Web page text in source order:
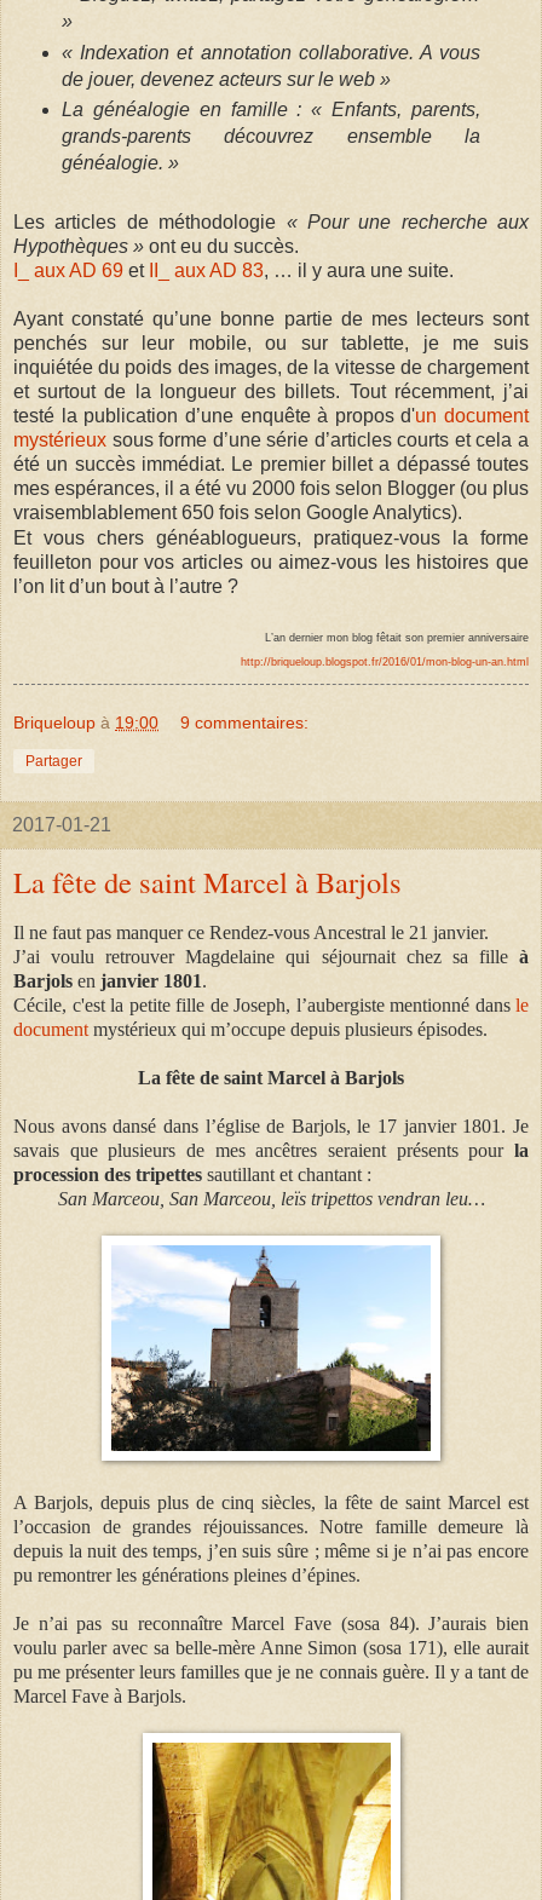
»
« Indexation et annotation collaborative. A vous
de jouer, devenez acteurs sur le web »
La généalogie en famille : « Enfants, parents,
grands-parents découvrez ensemble la
généalogie. »
Les articles de méthodologie « Pour une recherche aux
Hypothèques » ont eu du succès.
I_ aux AD 69 et II_ aux AD 83, … il y aura une suite.
Ayant constaté qu’une bonne partie de mes lecteurs sont
penchés sur leur mobile, ou sur tablette, je me suis
inquiétée du poids des images, de la vitesse de chargement
et surtout de la longueur des billets. Tout récemment, j’ai
testé la publication d’une enquête à propos d'un document
mystérieux sous forme d’une série d’articles courts et cela a
été un succès immédiat. Le premier billet a dépassé toutes
mes espérances, il a été vu 2000 fois selon Blogger (ou plus
vraisemblablement 650 fois selon Google Analytics).
Et vous chers généablogueurs, pratiquez-vous la forme
feuilleton pour vos articles ou aimez-vous les histoires que
l’on lit d’un bout à l’autre ?
L’an dernier mon blog fêtait son premier anniversaire
http://briqueloup.blogspot.fr/2016/01/mon-blog-un-an.html
Briqueloup à 19:00 9 commentaires:
Partager
2017-01-21
La fête de saint Marcel à Barjols
Il ne faut pas manquer ce Rendez-vous Ancestral le 21 janvier.
J’ai voulu retrouver Magdelaine qui séjournait chez sa fille à
Barjols en janvier 1801.
Cécile, c'est la petite fille de Joseph, l’aubergiste mentionné dans le
document mystérieux qui m’occupe depuis plusieurs épisodes.
La fête de saint Marcel à Barjols
Nous avons dansé dans l’église de Barjols, le 17 janvier 1801. Je
savais que plusieurs de mes ancêtres seraient présents pour la
procession des tripettes sautillant et chantant :
San Marceou, San Marceou, leïs tripettos vendran leu…
A Barjols, depuis plus de cinq siècles, la fête de saint Marcel est
l’occasion de grandes réjouissances. Notre famille demeure là
depuis la nuit des temps, j’en suis sûre ; même si je n’ai pas encore
pu remontrer les générations pleines d’épines.
Je n’ai pas su reconnaître Marcel Fave (sosa 84). J’aurais bien
voulu parler avec sa belle-mère Anne Simon(sosa 171), elle aurait
pu me présenter leurs familles que je ne connais guère. Il y a tant de
Marcel Fave à Barjols.